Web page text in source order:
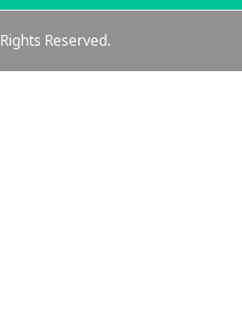
Reserved.